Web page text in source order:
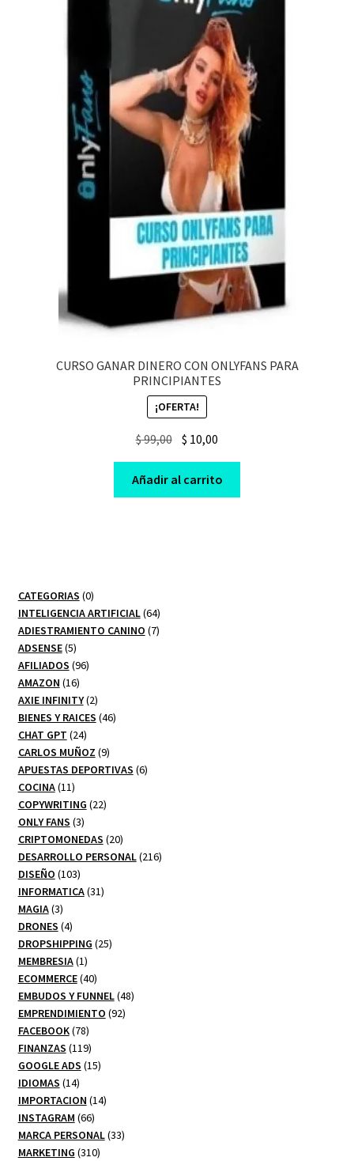
CURSO GANAR DINERO CON ONLYFANS PARA
PRINCIPIANTES
¡OFERTA!
$99,00 Original
price
was:
$ 99,00.
$ 10,00
price
is:
$ 10,00.
Añadir al carrito
CATEGORIAS 00
productos
INTELIGENCIA ARTIFICIAL 6464
productos
ADIESTRAMIENTO CANINO 77
ADSENSE 55
productos
AFILIADOS 9696
AMAZON 1616
productos
AXIE INFINITY 22
productos
BIENES Y RAICES 4646
CHAT GPT 2424
productos
CARLOS MUÑOZ 99
productos
APUESTAS DEPORTIVAS 66
COCINA 1111
productos
COPYWRITING 2222
ONLY FANS 33
productos
CRIPTOMONEDAS 2020
productos
DESARROLLO PERSONAL 216216
DISEÑO 103103
productos
INFORMATICA 3131
MAGIA 33
productos
DRONES 44
productos
DROPSHIPPING 2525
MEMBRESIA 11
producto
ECOMMERCE 4040
productos
EMBUDOS Y FUNNEL 4848
EMPRENDIMIENTO 9292
FACEBOOK 7878
productos
FINANZAS 119119
productos
GOOGLE ADS 1515
IDIOMAS 1414
productos
IMPORTACION 1414
INSTAGRAM 6666
productos
MARCA PERSONAL 3333
MARKETING 310310